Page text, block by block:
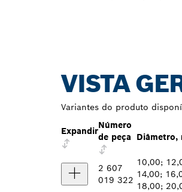
VISTA
Variantes do produto
Expandir
Número
de peça Diâmetro,
2 607
019 322
10,00;
14,00;
18,00;